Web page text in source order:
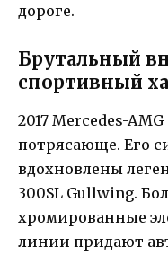
дороге.
Брутальный
спортивный
2017 Mercedes-
потрясающе. Его
вдохновлены
300SL Gullwing.
хромированные
линии придают